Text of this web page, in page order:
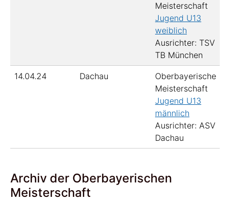
Meisterschaft
Jugend U13
weiblich
Ausrichter: TSV
TB München
14.04.24 Dachau
Oberbayerische
Meisterschaft
Jugend U13
männlich
Ausrichter: ASV
Dachau
Archiv der Oberbayerischen
Meisterschaft